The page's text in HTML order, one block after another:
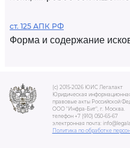
ст. 125 АПК РФ
Форма и содержание
(c) 2015-2026 ЮИС Легалакт
Юридическая
правовые акты Российской
ООО "Инфра-Бит", г. Москва.
телефон +7 (910) 050-65-67
электронная почта:
Политика по обработке